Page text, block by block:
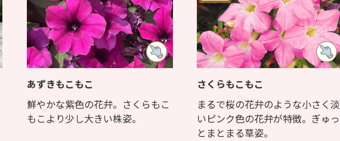
あずきもこもこ
鮮やかな紫色の花弁。さくらもこ
もこより少し大きい株姿。
さくらもこもこ
まるで桜の花弁のような小さく淡
いピンク色の花弁が特徴。ぎゅっ
とまとまる草姿。